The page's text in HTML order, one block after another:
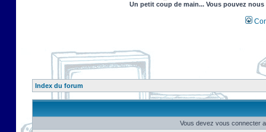
Un petit coup de main... Vous pouvez
Index du forum
Vous devez vous connecter